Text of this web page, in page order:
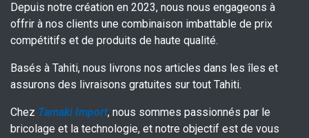
Depuis notre création en 2023, nous nous engageons à
offrir à nos clients une combinaison imbattable de prix
compétitifs et de produits de haute qualité.
Basés à Tahiti, nous livrons nos articles dans les îles et
assurons des livraisons gratuites sur tout Tahiti.
Chez Tamaki Import, nous sommes passionnés par le
bricolage et la technologie, et notre objectif est de vous